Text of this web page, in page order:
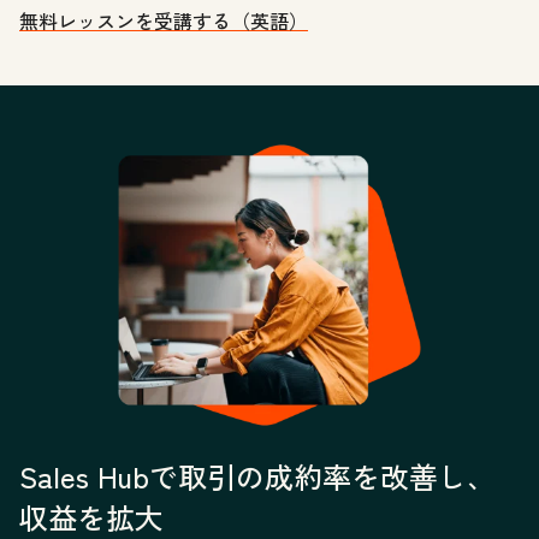
無料レッスンを受講する（英語）
Sales Hubで取引の成約率を改善し、
収益を拡大